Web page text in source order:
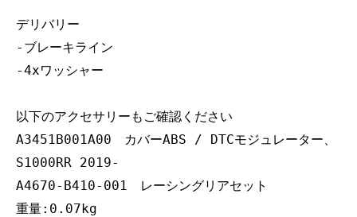
デリバリー
-ブレーキライン
-4xワッシャー
以下のアクセサリーもご確認ください
A3451B001A00 カバーABS / DTCモジュレーター、
S1000RR 2019-
A4670-B410-001 レーシングリアセット
重量:0.07kg